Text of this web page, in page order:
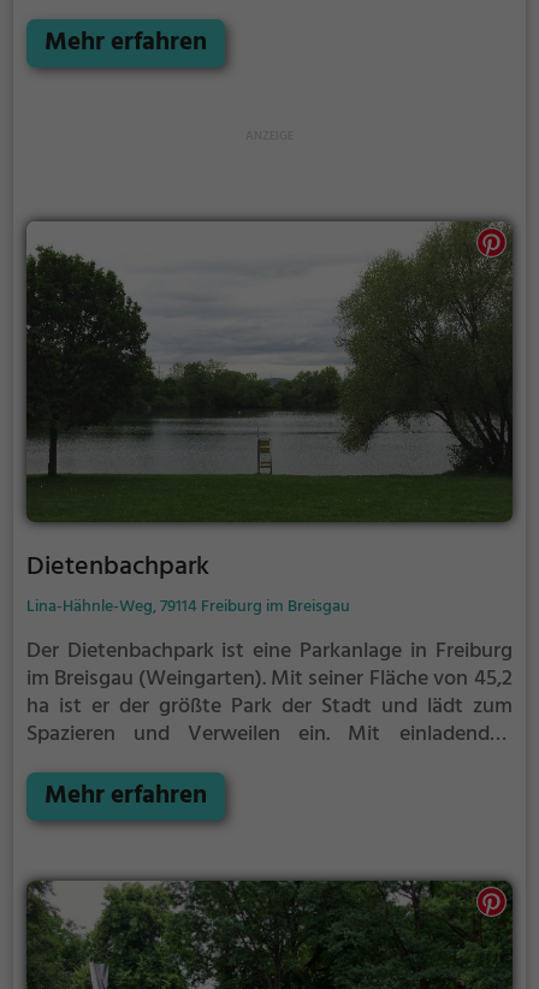
Seepark zahlreiche Möglichkeiten zur Entspannung.
Mehr erfahren
Dietenbachpark
Lina-Hähnle-Weg, 79114 Freiburg im Breisgau
Der Dietenbachpark ist eine Parkanlage in Freiburg
im Breisgau (Weingarten).Mit seiner Fläche von 45,2
ha ist er der größte Park der Stadt und lädt zum
Spazieren und Verweilen ein. Mit einladenden
Dietenbachpark zahlreiche Möglichkeiten zur
Entspannung.
Mehr erfahren